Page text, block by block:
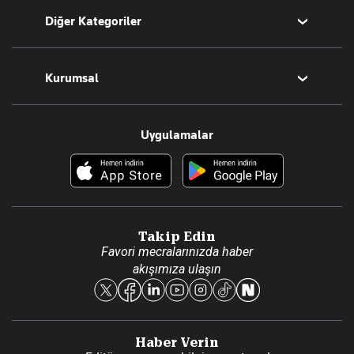
Tüm Yazarlar
Diğer Kategoriler
Teknoloji
Foto Haber
Kurumsal
Künye
Reklam Ver
Uygulamalar
Takip Edin
Favori mecralarınızda haber
akışımıza ulaşın
Haber Verin